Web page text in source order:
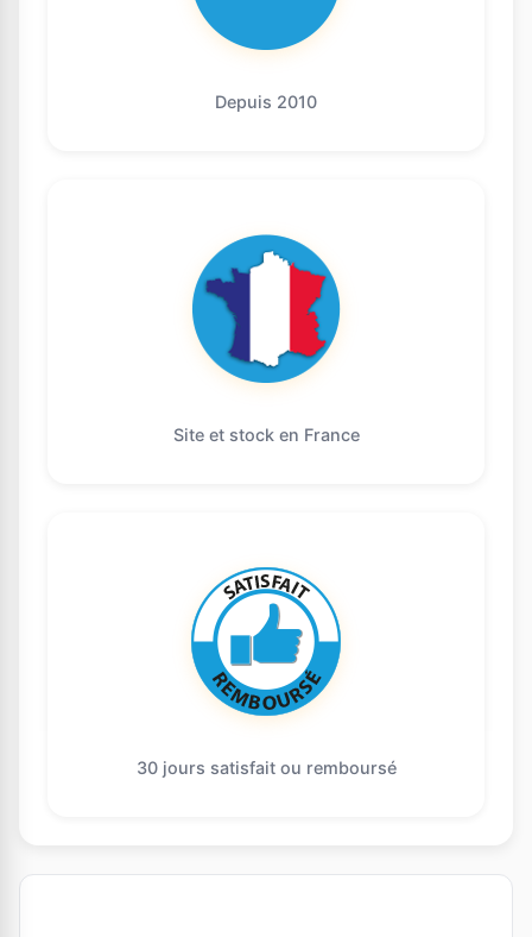
Depuis 2010
Site et stock en France
30 jours satisfait ou remboursé